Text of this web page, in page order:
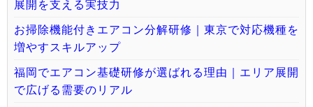
展開を支える実技力
お掃除機能付きエアコン分解研修｜東京で対応機種を
増やすスキルアップ
福岡でエアコン基礎研修が選ばれる理由｜エリア展開
で広げる需要のリアル